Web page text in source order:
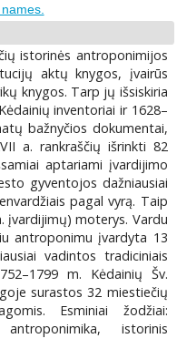
istorinės antroponimijos
aktų knygos, įvairūs
knygos. Tarp jų išsiskiria
inventoriai ir 1628–
bažnyčios dokumentai,
a. rankraščių išrinkti 82
aptariami įvardijimo
gyventojos dažniausiai
pagal vyrą. Taip
įvardijimų) moterys. Vardu
antroponimu įvardyta 13
vadintos tradiciniais
m. Kėdainių Šv.
surastos 32 miestiečių
Esminiai žodžiai:
istorinis